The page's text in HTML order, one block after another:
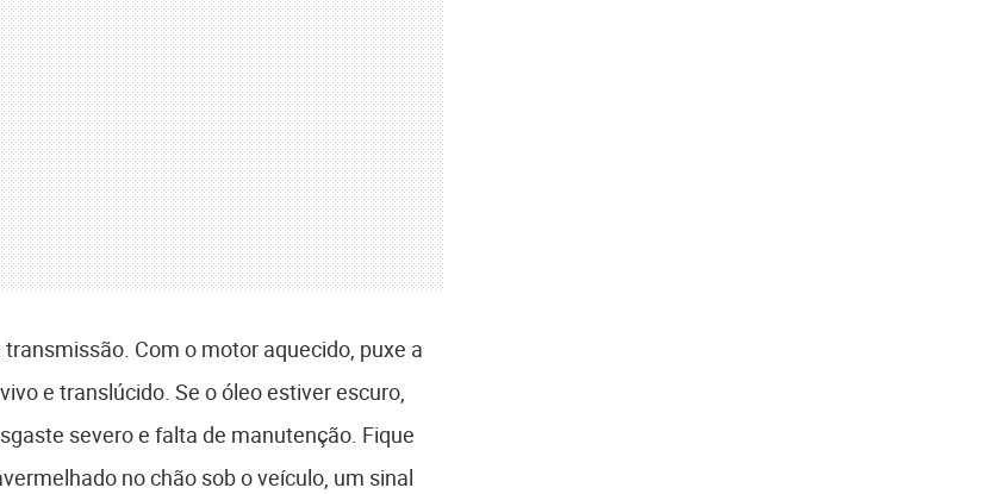
Com o motor aquecido, puxe a
e translúcido. Se o óleo estiver escuro,
severo e falta de manutenção. Fique
no chão sob o veículo, um sinal